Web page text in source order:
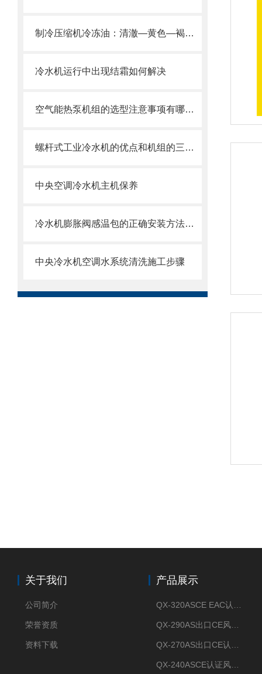
制冷压缩机冷冻油：清澈—黄色—褐色，分别什么问题
冷水机运行中出现结霜如何解决
空气能热泵机组的选型注意事项有哪些？
螺杆式工业冷水机的优点和机组的三大特性
中央空调冷水机主机保养
冷水机膨胀阀感温包的正确安装方法和调整
中央冷水机空调水系统清洗施工步骤
关于我们
公司简介
荣誉资质
资料下载
产品展示